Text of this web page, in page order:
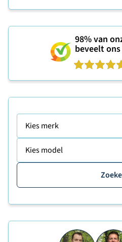
98%van
beveelt ons
Kies merk
Kies model